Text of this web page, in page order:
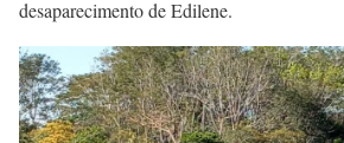
desaparecimento de Edilene.